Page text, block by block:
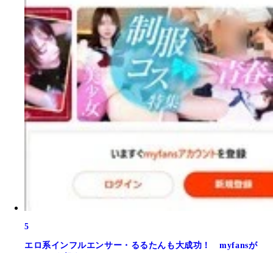
5
エロ系インフルエンサー・るるたんも大成功！ myfansが